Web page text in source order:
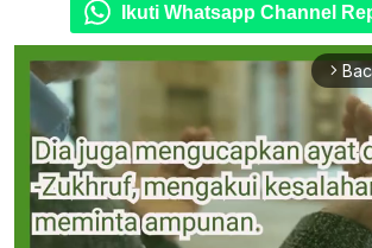
Ikuti Whatsapp Channel
arrow_forward_ios